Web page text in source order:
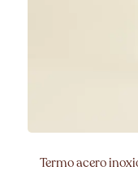
Termo acero